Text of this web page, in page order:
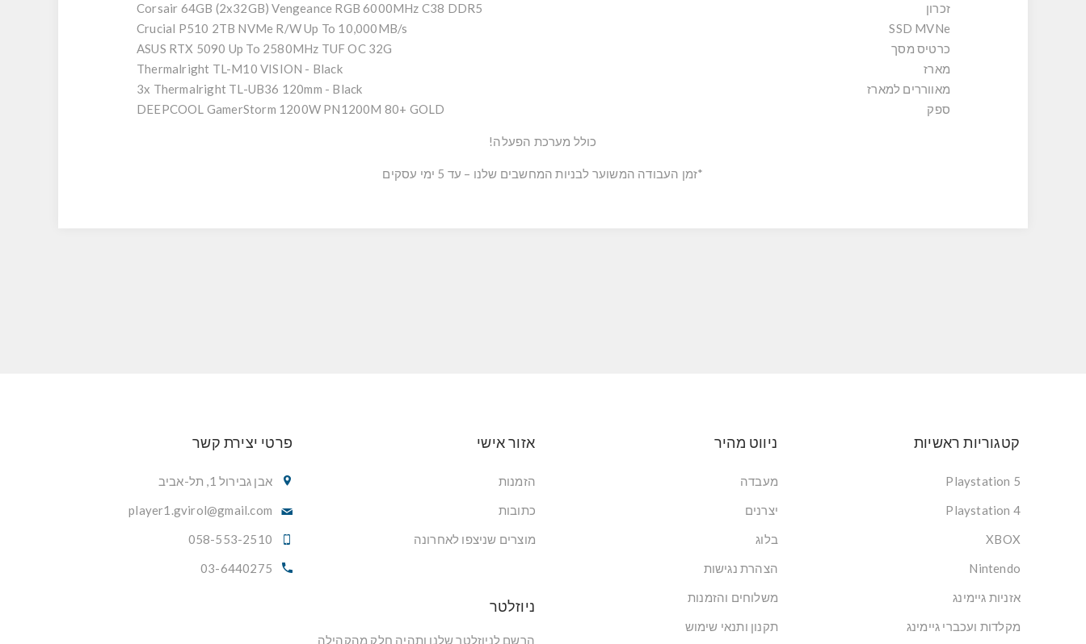
זכרון
Corsair 64GB (2x32GB) Vengeance RGB 6000MHz C38 DDR5
SSD MVNe
Crucial P510 2TB NVMe R/W Up To 10,000MB/s
כרטיס מסך
ASUS RTX 5090 Up To 2580MHz TUF OC 32G
מארז
Thermalright TL-M10 VISION - Black
מאווררים למארז
3x Thermalright TL-UB36 120mm - Black
ספק
DEEPCOOL GamerStorm 1200W PN1200M 80+ GOLD
כולל מערכת הפעלה!
*זמן העבודה המשוער לבניות המחשבים שלנו – עד 5 ימי עסקים
קטגוריות ראשיות
Playstation 5
Playstation 4
XBOX
Nintendo
אזניות גיימינג
מקלדות ועכברי גיימינג
ניווט מהיר
מעבדה
יצרנים
בלוג
הצהרת נגישות
משלוחים והזמנות
תקנון ותנאי שימוש
אזור אישי
הזמנות
כתובות
מוצרים שניצפו לאחרונה
פרטי יצירת קשר
אבן גבירול 1, תל-אביב
player1.gvirol@gmail.com
058-553-2510
03-6440275
ניוזלטר
הרשם לניוזלטר שלנו ותהיה חלק מהקהילה